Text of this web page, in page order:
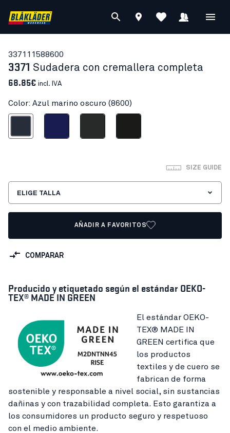
337111588600
3371 Sudadera con cremallera completa
68.85€ incl. IVA
Color: Azul marino oscuro (8600)
SIZE GUIDE
ELIGE TALLA
AÑADIR A FAVORITOS
COMPARAR
Producido y etiquetado según el estándar OEKO-
TEX® MADE IN GREEN
El estándar OEKO-
TEX® MADE IN
GREEN certifica que
los productos
textiles y de cuero se
fabrican de forma
sostenible y responsable a nivel social, sin sustancias
dañinas y con trazabilidad completa. Esto garantiza a
los consumidores un producto seguro y respetuoso
con el medio ambiente.